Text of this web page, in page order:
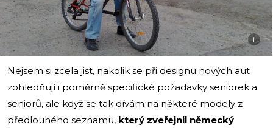
i
Nejsem si zcela jist, nakolik se při designu nových aut
zohledňují i poměrně specifické požadavky seniorek a
seniorů, ale když se tak dívám na některé modely z
předlouhého seznamu, který zveřejnil německý